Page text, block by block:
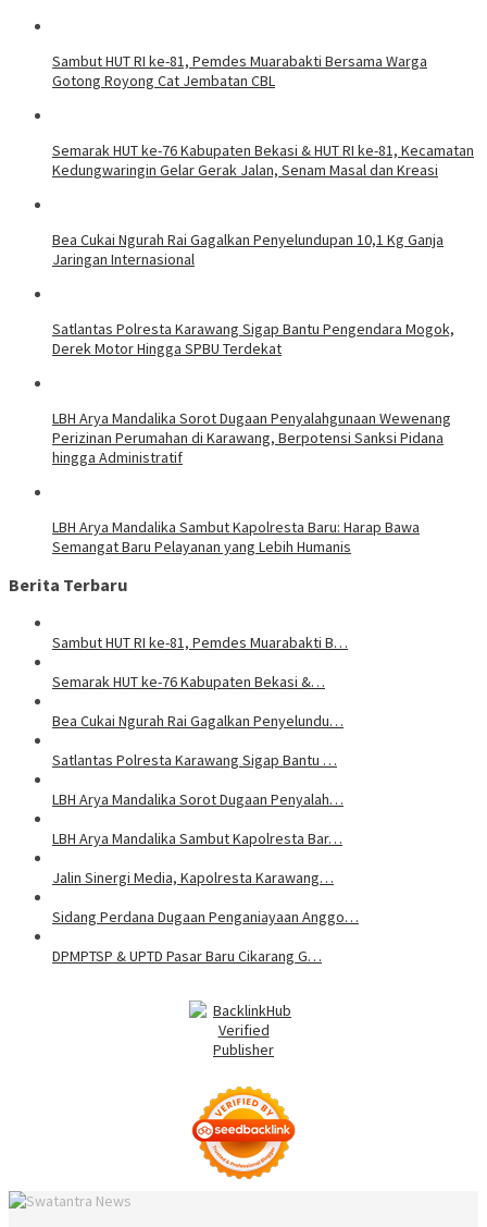
Sambut HUT RI ke-81, Pemdes Muarabakti Bersama Warga
Gotong Royong Cat Jembatan CBL
Semarak HUT ke-76 Kabupaten Bekasi & HUT RI ke-81, Kecamatan
Kedungwaringin Gelar Gerak Jalan, Senam Masal dan Kreasi
Bea Cukai Ngurah Rai Gagalkan Penyelundupan 10,1 Kg Ganja
Jaringan Internasional
Satlantas Polresta Karawang Sigap Bantu Pengendara Mogok,
Derek Motor Hingga SPBU Terdekat
LBH Arya Mandalika Sorot Dugaan Penyalahgunaan Wewenang
Perizinan Perumahan di Karawang, Berpotensi Sanksi Pidana
hingga Administratif
LBH Arya Mandalika Sambut Kapolresta Baru: Harap Bawa
Semangat Baru Pelayanan yang Lebih Humanis
Berita Terbaru
Sambut HUT RI ke-81, Pemdes Muarabakti B…
Semarak HUT ke-76 Kabupaten Bekasi &…
Bea Cukai Ngurah Rai Gagalkan Penyelundu…
Satlantas Polresta Karawang Sigap Bantu …
LBH Arya Mandalika Sorot Dugaan Penyalah…
LBH Arya Mandalika Sambut Kapolresta Bar…
Jalin Sinergi Media, Kapolresta Karawang…
Sidang Perdana Dugaan Penganiayaan Anggo…
DPMPTSP & UPTD Pasar Baru Cikarang G…